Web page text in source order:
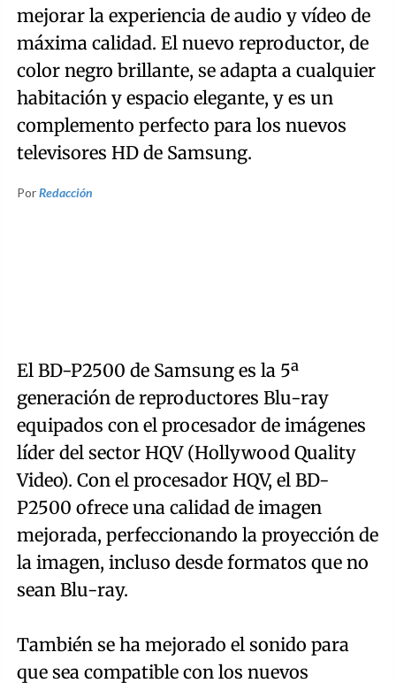
mejorar la experiencia de audio y vídeo de
máxima calidad. El nuevo reproductor, de
color negro brillante, se adapta a cualquier
habitación y espacio elegante, y es un
complemento perfecto para los nuevos
televisores HD de Samsung.
PorRedacción
El BD-P2500 de Samsung es la 5ª
generación de reproductores Blu-ray
equipados con el procesador de imágenes
líder del sector HQV (Hollywood Quality
Video). Con el procesador HQV, el BD-
P2500 ofrece una calidad de imagen
mejorada, perfeccionando la proyección de
la imagen, incluso desde formatos que no
sean Blu-ray.
También se ha mejorado el sonido para
que sea compatible con los nuevos